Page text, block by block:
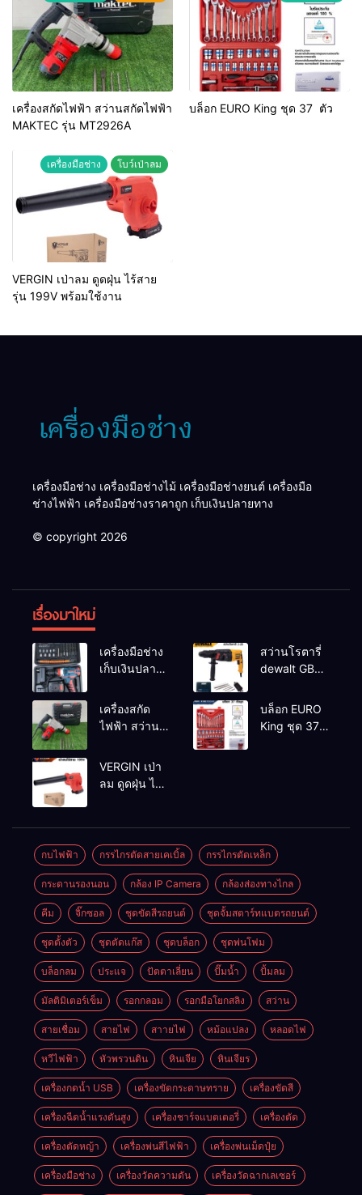
เครื่องสกัดไฟฟ้า สว่านสกัดไฟฟ้า
MAKTEC รุ่น MT2926A
บล็อก EURO King ชุด 37 ตัว
เครื่องมือช่าง โบว์เป่าลม
VERGIN เป่าลม ดูดฝุ่น ไร้สาย
รุ่น 199V พร้อมใช้งาน
เครื่องมือช่าง เครื่องมือช่างไม้ เครื่องมือช่างยนต์ เครื่องมือ
ช่างไฟฟ้า เครื่องมือช่างราคาถูก เก็บเงินปลายทาง
© copyright 2026
เรื่องมาใหม่
เครื่องมือช่าง
เก็บเงินปลาย
สว่านโรตารี่
dewalt GBH
2-26 DFR ทุ่น
ทองแดงแท้
100%
เครื่องสกัด
ไฟฟ้า สว่าน
MAKTEC รุ่น MT2926A
บล็อก EURO
King ชุด 37
VERGIN เป่า
ลม ดูดฝุ่น ไร้
กบไฟฟ้า กรรไกรตัดสายเคเบิ้ล กรรไกรตัดเหล็ก
กระดานรองนอน กล้อง IP Camera กล้องส่องทางไกล
คีม จิ๊กซอล ชุดขัดสีรถยนต์​ ชุดจั้มสตาร์ทแบตรถยนต์
ชุดตั้งตัว ชุดตัดแก๊ส ชุดบล็อก ชุดพ่นโฟม
บล็อกลม ประแจ ปัตตาเลี่ยน ปั๊มน้ำ ปั้มลม
มัลติมิเตอร์เข็ม รอกกลอม รอกมือโยกสลิง สว่าน
สายเชื่อม สายไฟ สาายไฟ หม้อแปลง หลอดไฟ
หวีไฟฟ้า หัวพรวนดิน หินเจีย หินเจียร
เครื่องกดน้ำ USB เครื่องขัดกระดาษทราย เครื่องขัดสี
เครื่องฉีดน้ำแรงดันสูง เครื่องชาร์จแบตเตอรี่ เครื่องตัด
เครื่องตัดหญ้า เครื่องพ่นสีไฟฟ้า เครื่องพ่นเม็ดปุ๋ย
เครื่องมือช่าง เครื่องวัดความดัน เครื่องวัดฉากเลเซอร์